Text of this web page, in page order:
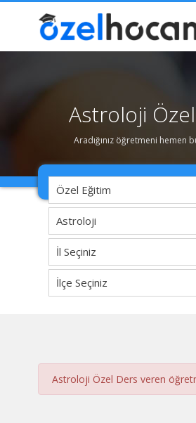
Astroloji
Aradığınız öğretmeni hemen
Astroloji Özel Ders veren